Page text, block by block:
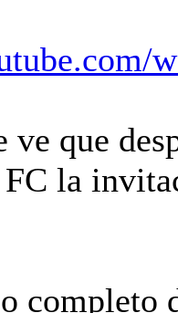
ve que
la
completo